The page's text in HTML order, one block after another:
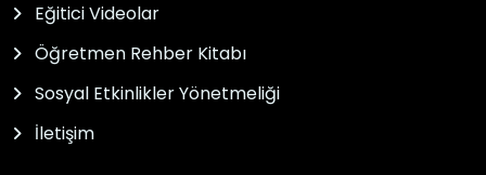
Eğitici Videolar
Öğretmen Rehber Kitabı
Sosyal Etkinlikler Yönetmeliği
İletişim